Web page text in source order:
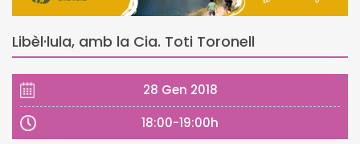
Libèl·lula, amb la Cia. Toti Toronell
28 Gen 2018
18:00-19:00h